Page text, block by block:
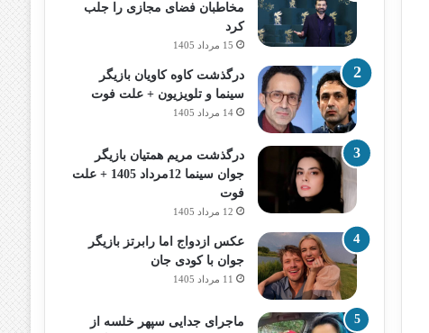
مخاطبان فضای مجازی را جلب
کرد
15 مرداد 1405
درگذشت کاوه کاویان بازیگر
سینما و تلویزیون + علت فوت
14 مرداد 1405
درگذشت مریم همتیان بازیگر
جوان سینما 12مرداد 1405 + علت
فوت
12 مرداد 1405
عکس ازدواج اما رابرتز بازیگر
جوان با کودی جان
11 مرداد 1405
ماجرای جدایی سپهر خلسه از